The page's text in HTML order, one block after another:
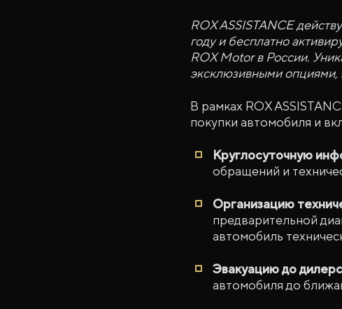
ROX ASSISTANCE
году и бесплатно
ROX Motor в России.
эксклюзивными
В рамках ROX
покупки автомобиля и
Круглосуточную
обращений и
Организацию
предварительной
автомобиль
Эвакуацию до
автомобиля до